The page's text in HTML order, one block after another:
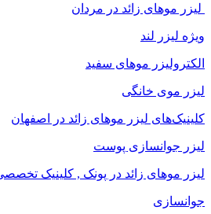
لیزر موهای زائد در مردان
ویژه لیزر لند
الکترولیزر موهای سفید
لیزر موی خانگی
کلینیک‌های لیزر موهای زائد در اصفهان
لیزر جوانسازی پوست
لیزر موهای زائد در پونک , کلینیک
جوانسازی